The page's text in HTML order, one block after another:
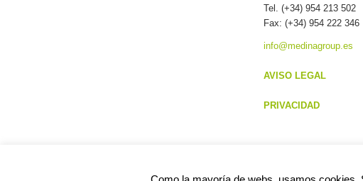
Tel. (+34) 954 213 502
Fax: (+34) 954 222 346
info@medinagroup.es
AVISO LEGAL
PRIVACIDAD